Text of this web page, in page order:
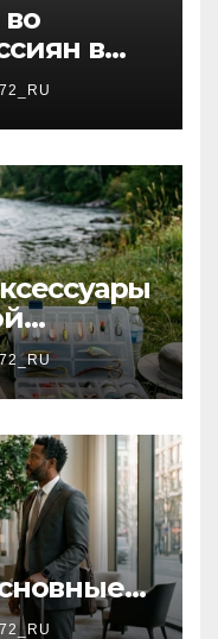
в
3 дней
и